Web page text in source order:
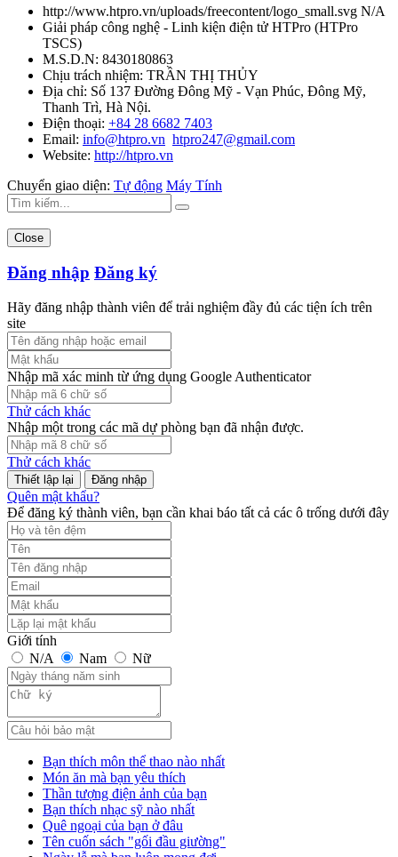
http://www.htpro.vn/uploads/freecontent/logo_small.svg N/A
Giải pháp công nghệ - Linh kiện điện tử HTPro (HTPro
TSCS)
M.S.D.N: 8430180863
Chịu trách nhiệm: TRẦN THỊ THỦY
Địa chỉ: Số 137 Đường Đông Mỹ - Vạn Phúc, Đông Mỹ,
Thanh Trì, Hà Nội.
Điện thoại: +84 28 6682 7403
Email: info@htpro.vn htpro247@gmail.com
Website: http://htpro.vn
Chuyển giao diện: Tự động Máy Tính
Close
Đăng nhập Đăng ký
Hãy đăng nhập thành viên để trải nghiệm đầy đủ các tiện ích trên
site
Nhập mã xác minh từ ứng dụng Google Authenticator
Thử cách khác
Nhập một trong các mã dự phòng bạn đã nhận được.
Thử cách khác
Đăng nhập
Quên mật khẩu?
Để đăng ký thành viên, bạn cần khai báo tất cả các ô trống dưới đây
Giới tính
N/A
Nam Nữ
Bạn thích môn thể thao nào nhất
Món ăn mà bạn yêu thích
Thần tượng điện ảnh của bạn
Bạn thích nhạc sỹ nào nhất
Quê ngoại của bạn ở đâu
Tên cuốn sách "gối đầu giường"